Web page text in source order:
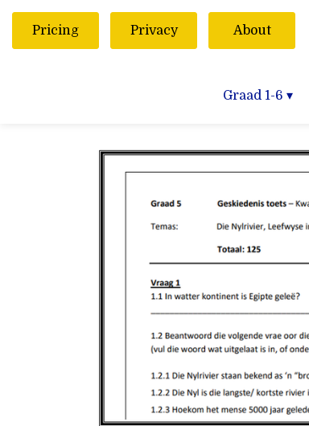
Pricing Privacy About
Graad 1-6 ▾